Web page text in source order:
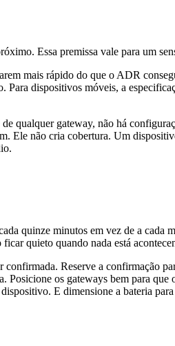
Essa premissa vale para um
mais rápido do que o ADR
dispositivos móveis, a
qualquer gateway, não há
Ele não cria cobertura. Um
quinze minutos em vez de a cada
quieto quando nada está
Reserve a confirmação
os gateways bem para
E dimensione a bateria